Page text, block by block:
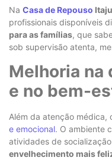
Na Casa de Repouso
profissionais disponíveis
para as famílias, que
sob supervisão atenta,
Melhoria na
e no bem-
Além da atenção médica,
e emocional. O ambiente
atividades de
envelhecimento mais